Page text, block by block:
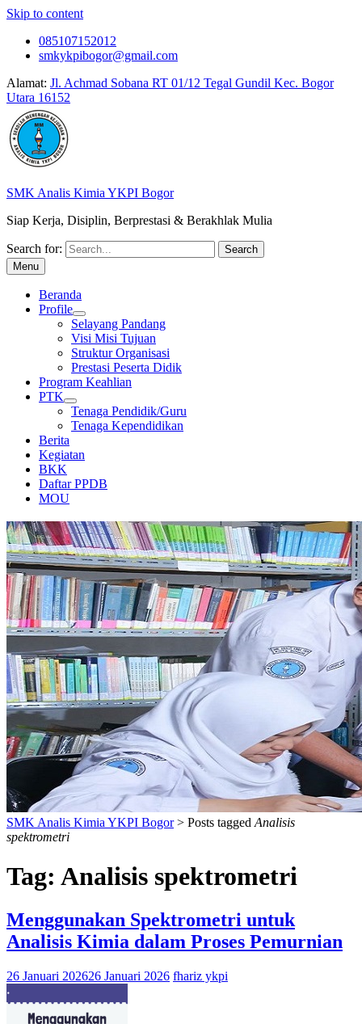
Skip to content
085107152012
smkykpibogor@gmail.com
Alamat: Jl. Achmad Sobana RT 01/12 Tegal Gundil Kec. Bogor
Utara 16152
SMK Analis Kimia YKPI Bogor
Siap Kerja, Disiplin, Berprestasi & Berakhlak Mulia
Search for:
Menu
Beranda
Profile
Selayang Pandang
Visi Misi Tujuan
Struktur Organisasi
Prestasi Peserta Didik
Program Keahlian
PTK
Tenaga Pendidik/Guru
Tenaga Kependidikan
Berita
Kegiatan
BKK
Daftar PPDB
MOU
PERPUSTAKAAN
SMK Analis Kimia YKPI Bogor> Posts tagged Analisis
spektrometri
Tag: Analisis spektrometri
Menggunakan Spektrometri untuk
Analisis Kimia dalam Proses Pemurnian
26 Januari 202626 Januari 2026 fhariz ykpi